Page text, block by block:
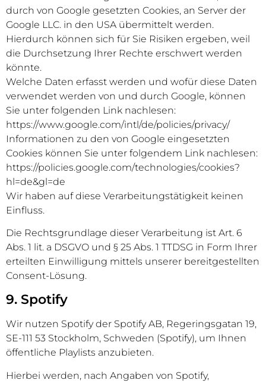
durch von Google gesetzten Cookies, an Server der
Google LLC. in den USA übermittelt werden.
Hierdurch können sich für Sie Risiken ergeben, weil
die Durchsetzung Ihrer Rechte erschwert werden
könnte.
Welche Daten erfasst werden und wofür diese Daten
verwendet werden von und durch Google, können
Sie unter folgenden Link nachlesen:
https://www.google.com/intl/de/policies/privacy/
Informationen zu den von Google eingesetzten
Cookies können Sie unter folgendem Link nachlesen:
https://policies.google.com/technologies/cookies?
hl=de&gl=de
Wir haben auf diese Verarbeitungstätigkeit keinen
Einfluss.
Die Rechtsgrundlage dieser Verarbeitung ist Art. 6
Abs. 1 lit. a DSGVO und § 25 Abs. 1 TTDSG in Form Ihrer
erteilten Einwilligung mittels unserer bereitgestellten
Consent-Lösung.
9. Spotify
Wir nutzen Spotify der Spotify AB, Regeringsgatan 19,
SE-111 53 Stockholm, Schweden (Spotify), um Ihnen
öffentliche Playlists anzubieten.
Hierbei werden, nach Angaben von Spotify,